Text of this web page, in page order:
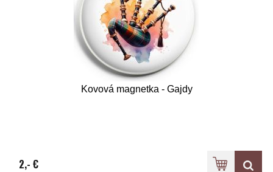
Kovová magnetka - Gajdy
2,- €